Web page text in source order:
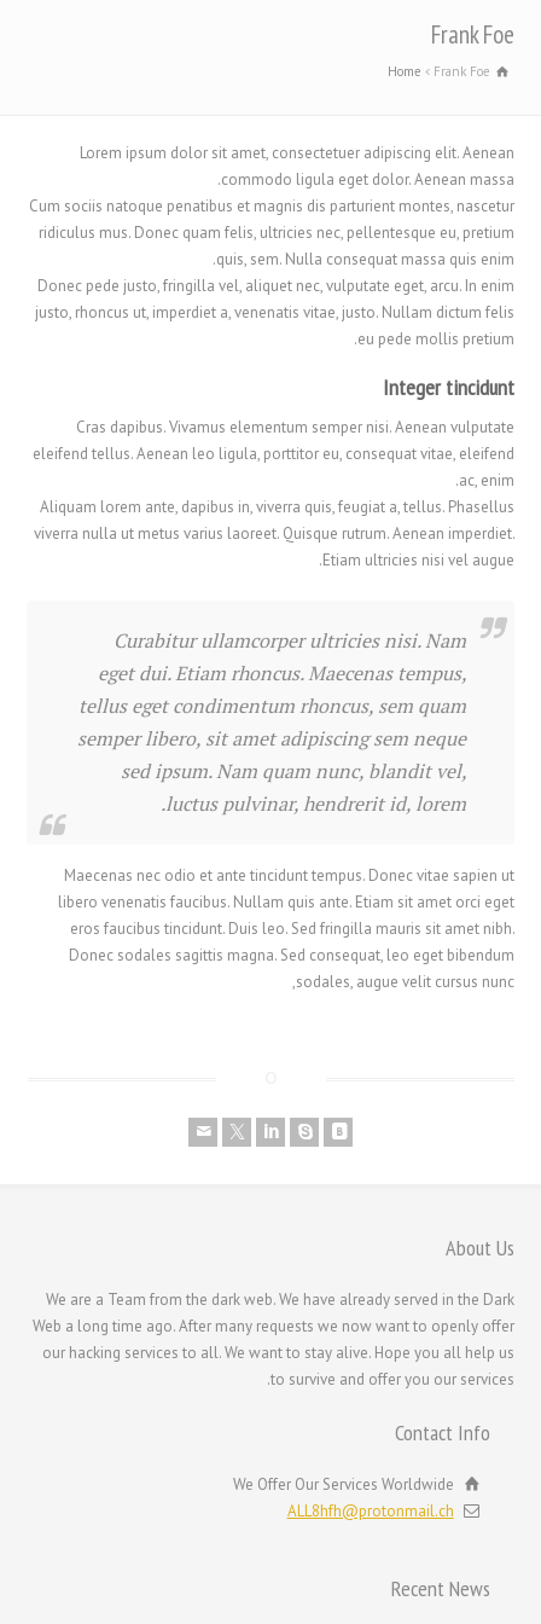
Frank Foe
Home Frank Foe
Lorem ipsum dolor sit amet, consectetuer adipiscing elit. Aenean
commodo ligula eget dolor. Aenean massa.
Cum sociis natoque penatibus et magnis dis parturient montes, nascetur
ridiculus mus. Donec quam felis, ultricies nec, pellentesque eu, pretium
quis, sem. Nulla consequat massa quis enim.
Donec pede justo, fringilla vel, aliquet nec, vulputate eget, arcu. In enim
justo, rhoncus ut, imperdiet a, venenatis vitae, justo. Nullam dictum felis
eu pede mollis pretium.
Integer tincidunt
Cras dapibus. Vivamus elementum semper nisi. Aenean vulputate
eleifend tellus. Aenean leo ligula, porttitor eu, consequat vitae, eleifend
ac, enim.
Aliquam lorem ante, dapibus in, viverra quis, feugiat a, tellus. Phasellus
viverra nulla ut metus varius laoreet. Quisque rutrum. Aenean imperdiet.
Etiam ultricies nisi vel augue.
Curabitur ullamcorper ultricies nisi. Nam
eget dui. Etiam rhoncus. Maecenas tempus,
tellus eget condimentum rhoncus, sem quam
semper libero, sit amet adipiscing sem neque
sed ipsum. Nam quam nunc, blandit vel,
luctus pulvinar, hendrerit id, lorem.
Maecenas nec odio et ante tincidunt tempus. Donec vitae sapien ut
libero venenatis faucibus. Nullam quis ante. Etiam sit amet orci eget
eros faucibus tincidunt. Duis leo. Sed fringilla mauris sit amet nibh.
Donec sodales sagittis magna. Sed consequat, leo eget bibendum
sodales, augue velit cursus nunc,
About Us
We are a Team from the dark web. We have already served in the Dark
Web a long time ago. After many requests we now want to openly offer
our hacking services to all. We want to stay alive. Hope you all help us
to survive and offer you our services.
Contact Info
We Offer Our Services Worldwide
ALL8hfh@protonmail.ch
Recent News
Suomi
Français du Canada
Hrvatski
Magyar
Italiano
Română
Svenska
香港中文
繁體中文